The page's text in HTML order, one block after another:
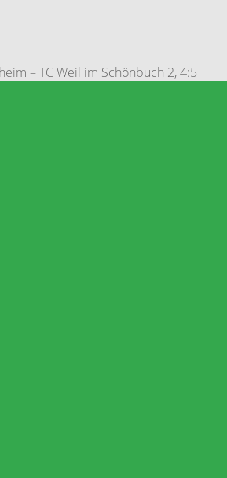
– TC Weil im Schönbuch 2, 4:5